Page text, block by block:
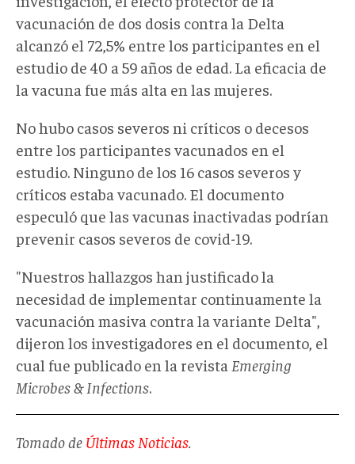
vacunación de dos dosis contra la Delta
alcanzó el 72,5% entre los participantes en el
estudio de 40 a 59 años de edad. La eficacia de
la vacuna fue más alta en las mujeres.
No hubo casos severos ni críticos o decesos
entre los participantes vacunados en el
estudio. Ninguno de los 16 casos severos y
críticos estaba vacunado. El documento
especuló que las vacunas inactivadas podrían
prevenir casos severos de covid-19.
"Nuestros hallazgos han justificado la
necesidad de implementar continuamente la
vacunación masiva contra la variante Delta",
dijeron los investigadores en el documento, el
cual fue publicado en la revista Emerging
Microbes & Infections.
Tomado de Últimas Noticias